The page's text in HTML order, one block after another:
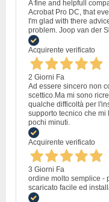
A fine and helpfull
Acrobat Pro DC, that
I'm glad with there
problem. Joop van der
Acquirente verificato
2 Giorni Fa
Ad essere sincero non
scettico.Ma mi sono
qualche difficoltà per
supporto tecnico che
pochi minuti.
Acquirente verificato
3 Giorni Fa
ordine molto semplice -
scaricato facile ed